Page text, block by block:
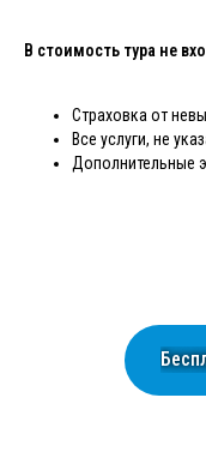
В стоимость тура не
Cтраховка от
Все услуги, не
Дополнительные